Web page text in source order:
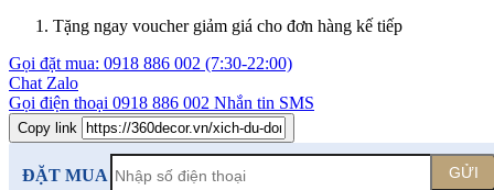
Tặng ngay voucher giảm giá cho đơn hàng kế tiếp
Gọi đặt mua: 0918 886 002 (7:30-22:00)
Chat Zalo
Gọi điện thoại 0918 886 002 Nhắn tin SMS
Copy link
ĐẶT MUA GỬI